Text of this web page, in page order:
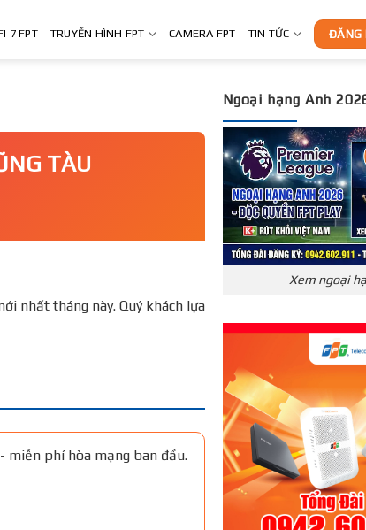
7 FPT TRUYỀN HÌNH FPT CAMERA FPT TIN TỨC ĐĂNG
TÀU
nhất tháng này. Quý khách lựa
miễn phí hòa mạng ban đầu.
Ngoại hạng Anh
Xem ngoại